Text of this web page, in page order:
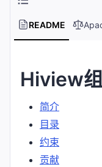
README
Hiview
简介
目录
约束
贡献